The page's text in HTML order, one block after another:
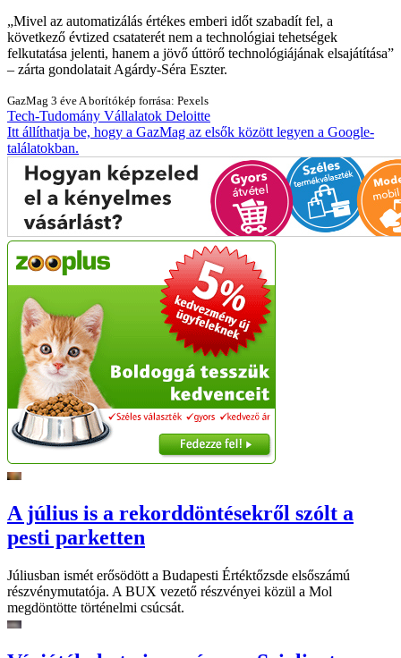
Mivel az automatizálás értékes emberi időt szabadít fel, a
következő évtized csataterét nem a technológiai tehetségek
felkutatása jelenti, hanem a jövő úttörő technológiájának elsajátítása
– zárta gondolatait Agárdy-Séra Eszter.
GazMag 3 éveA borítókép forrása: Pexels
Tech-Tudomány Vállalatok Deloitte
Itt állíthatja be, hogy a GazMag az elsők között legyen a Google-
találatokban.
A július is a rekorddöntésekről szólt a
pesti parketten
Júliusban ismét erősödött a Budapesti Értéktőzsde elsőszámú
részvénymutatója. A BUX vezető részvényei közül a Mol
megdöntötte történelmi csúcsát.